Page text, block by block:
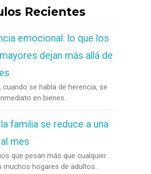
Recientes
emocional: lo que los
dejan más allá de
cuando se habla de herencia, se
en bienes...
familia se reduce a una
al mes
que pesan más que cualquier
muchos hogares de adultos...